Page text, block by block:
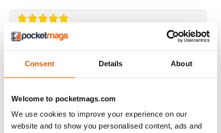
Consent Details About
Welcome to pocketmags.com
We use cookies to improve your experience on our
website and to show you personalised content, ads and
THOROUGHLY GOOD READ
Great magazine for the Republic of Ireland
BEST OF GCN OFFERS!